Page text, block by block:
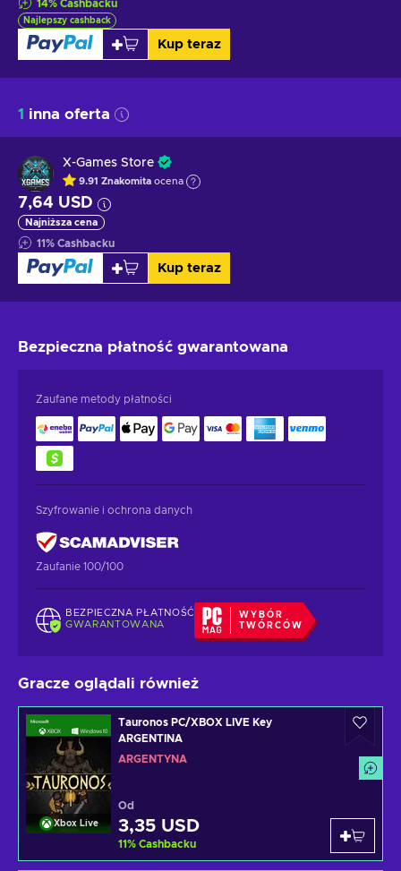
14% Cashbacku
Najlepszy cashback
Kup teraz
1 inna oferta
X-Games Store
9.91 Znakomita ocena
7,64 USD
Najniższa cena
11% Cashbacku
Kup teraz
Bezpieczna płatność gwarantowana
Zaufane metody płatności
Szyfrowanie i ochrona danych
Zaufanie 100/100
BEZPIECZNA PŁATNOŚĆ
GWARANTOWANA
WYBÓR
TWÓRCÓW
Gracze oglądali również
Xbox Live
Tauronos PC/XBOX LIVE Key
ARGENTINA
ARGENTYNA
Od
3,35 USD
11% Cashbacku